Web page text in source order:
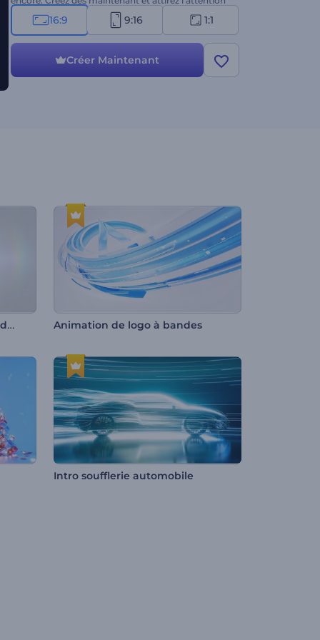
dès le départ !
16:9 9:16 1:1
Créer Maintenant
Animation de logo pure et iridescente Animation de logo à bandes
Intro soufflerie automobile